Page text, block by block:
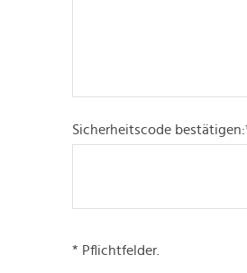
Sicherheitscode bestätigen:
* Pflichtfelder.